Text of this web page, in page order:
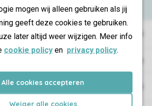
mogen wij alleen gebruiken als jij
geeft deze cookies te gebruiken.
later altijd weer wijzigen. Meer info
cookie policy en privacy policy.
Alle cookies accepteren
Weiger alle cookies